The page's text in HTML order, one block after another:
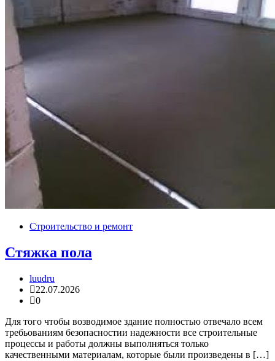
Строительство и ремонт
Стяжка пола
luudru
22.07.2026
0
Для того чтобы возводимое здание полностью отвечало всем
требьованиям безопасностии надежности все строительные
процессы и работы должны выполняться только
качественными материалам, которые были произведены в […]